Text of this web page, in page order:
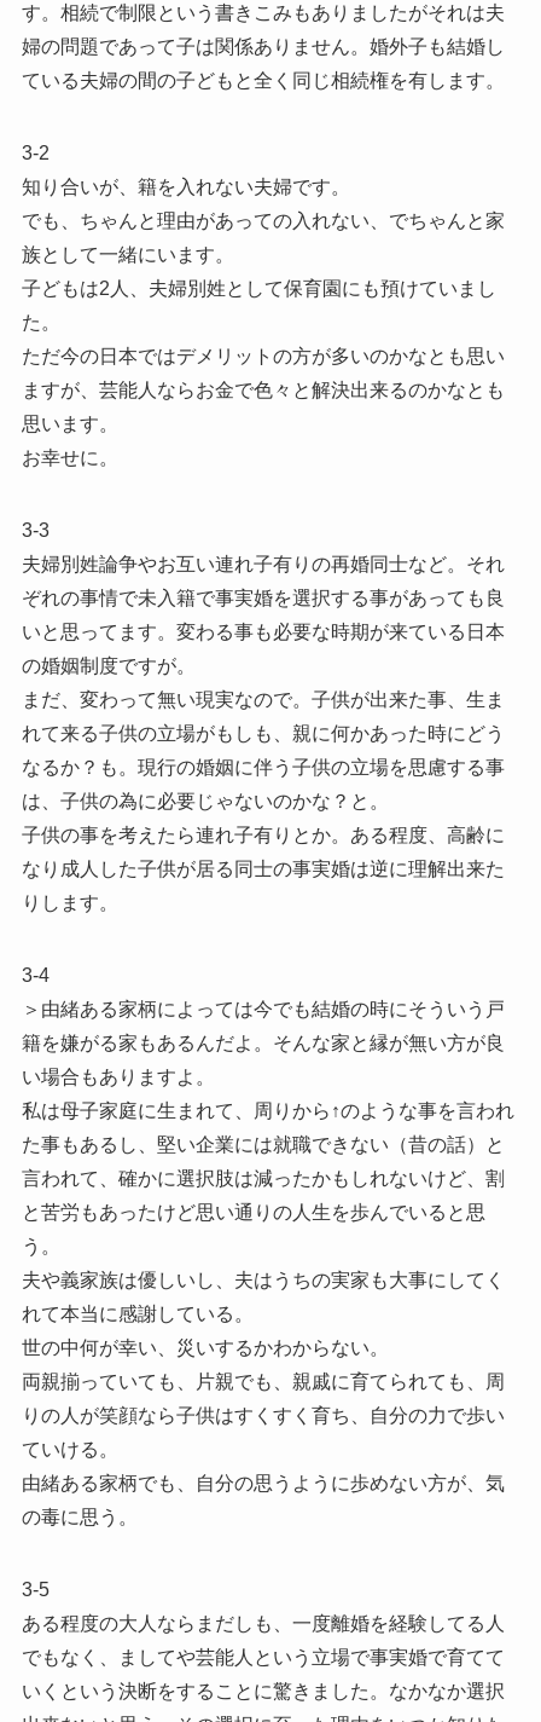
す。相続で制限という書きこみもありましたがそれは夫
婦の問題であって子は関係ありません。婚外子も結婚し
ている夫婦の間の子どもと全く同じ相続権を有します。
3-2
知り合いが、籍を入れない夫婦です。
でも、ちゃんと理由があっての入れない、でちゃんと家
族として一緒にいます。
子どもは2人、夫婦別姓として保育園にも預けていまし
た。
ただ今の日本ではデメリットの方が多いのかなとも思い
ますが、芸能人ならお金で色々と解決出来るのかなとも
思います。
お幸せに。
3-3
夫婦別姓論争やお互い連れ子有りの再婚同士など。それ
ぞれの事情で未入籍で事実婚を選択する事があっても良
いと思ってます。変わる事も必要な時期が来ている日本
の婚姻制度ですが。
まだ、変わって無い現実なので。子供が出来た事、生ま
れて来る子供の立場がもしも、親に何かあった時にどう
なるか？も。現行の婚姻に伴う子供の立場を思慮する事
は、子供の為に必要じゃないのかな？と。
子供の事を考えたら連れ子有りとか。ある程度、高齢に
なり成人した子供が居る同士の事実婚は逆に理解出来た
りします。
3-4
＞由緒ある家柄によっては今でも結婚の時にそういう戸
籍を嫌がる家もあるんだよ。そんな家と縁が無い方が良
い場合もありますよ。
私は母子家庭に生まれて、周りから↑のような事を言われ
た事もあるし、堅い企業には就職できない（昔の話）と
言われて、確かに選択肢は減ったかもしれないけど、割
と苦労もあったけど思い通りの人生を歩んでいると思
う。
夫や義家族は優しいし、夫はうちの実家も大事にしてく
れて本当に感謝している。
世の中何が幸い、災いするかわからない。
両親揃っていても、片親でも、親戚に育てられても、周
りの人が笑顔なら子供はすくすく育ち、自分の力で歩い
ていける。
由緒ある家柄でも、自分の思うように歩めない方が、気
の毒に思う。
3-5
ある程度の大人ならまだしも、一度離婚を経験してる人
でもなく、ましてや芸能人という立場で事実婚で育てて
いくという決断をすることに驚きました。なかなか選択